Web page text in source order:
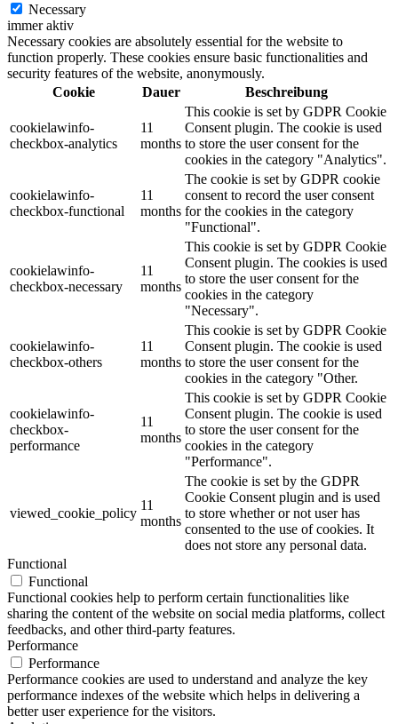
Necessary
immer aktiv
Necessary cookies are absolutely essential for the website to
function properly. These cookies ensure basic functionalities and
security features of the website, anonymously.
Cookie
Dauer Beschreibung
cookielawinfo-
checkbox-analytics
11
months
This cookie is set by GDPR Cookie
Consent plugin. The cookie is used
to store the user consent for the
cookies in the category "Analytics".
cookielawinfo-
checkbox-functional
11
months
The cookie is set by GDPR cookie
consent to record the user consent
for the cookies in the category
"Functional".
cookielawinfo-
checkbox-necessary
11
months
This cookie is set by GDPR Cookie
Consent plugin. The cookies is used
to store the user consent for the
cookies in the category
"Necessary".
cookielawinfo-
checkbox-others
11
months
This cookie is set by GDPR Cookie
Consent plugin. The cookie is used
to store the user consent for the
cookies in the category "Other.
cookielawinfo-
checkbox-
performance
11
months
This cookie is set by GDPR Cookie
Consent plugin. The cookie is used
to store the user consent for the
cookies in the category
"Performance".
viewed_cookie_policy
11
months
The cookie is set by the GDPR
Cookie Consent plugin and is used
to store whether or not user has
consented to the use of cookies. It
does not store any personal data.
Functional
Functional
Functional cookies help to perform certain functionalities like
sharing the content of the website on social media platforms, collect
feedbacks, and other third-party features.
Performance
Performance
Performance cookies are used to understand and analyze the key
performance indexes of the website which helps in delivering a
better user experience for the visitors.